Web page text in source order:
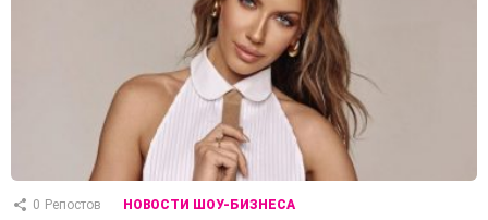
0 Репостов НОВОСТИ ШОУ-БИЗНЕСА